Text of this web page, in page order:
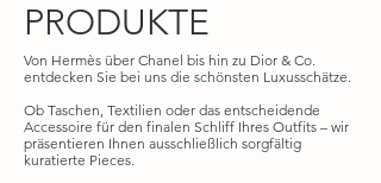
PRODUKTE
Von Hermès über Chanel bis hin zu Dior & Co.
entdecken Sie bei uns die schönsten Luxusschätze.
Ob Taschen, Textilien oder das entscheidende
Accessoire für den finalen Schliff Ihres Outfits – wir
präsentieren Ihnen ausschließlich sorgfältig
kuratierte Pieces.